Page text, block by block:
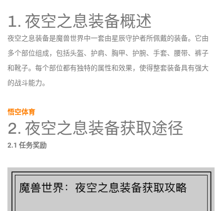
1. 夜空之息装备概述
夜空之息装备是魔兽世界中一套由星辰守护者所佩戴的装备。它由
多个部位组成，包括头盔、护肩、胸甲、护腕、手套、腰带、裤子
和靴子。每个部位都有独特的属性和效果，使得整套装备具有强大
的战斗能力。
悟空体育
2. 夜空之息装备获取途径
2.1 任务奖励